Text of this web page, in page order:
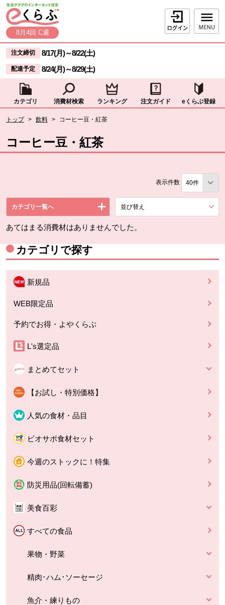
ページの先頭です。
本文へジャンプする。
8月4回 C週
ログイン
ここからサイト内共通メニューです。
サイト内共通メニューをスキップする
注文締切 8/17(月)～8/22(土)
配達予定 8/24(月)～8/29(土)
カテゴリ 消費材検索 ランキング 注文ガイド eくらぶ登録
トップ > 飲料 > コーヒー豆・紅茶
コーヒー豆・紅茶
表示件数
カテゴリ一覧へ 並び替え
あてはまる消費材はありませんでした。
カテゴリで探す
新規品
WEB限定品
予約でお得・よやくらぶ
L's選定品
まとめてセット
【お試し・特別価格】
人気の食材・品目
ビオサポ食材セット
今週のストックに！特集
防災用品(回転備蓄)
美食百彩
すべての食品
果物・野菜
精肉･ハム･ソーセージ
魚介・練りもの